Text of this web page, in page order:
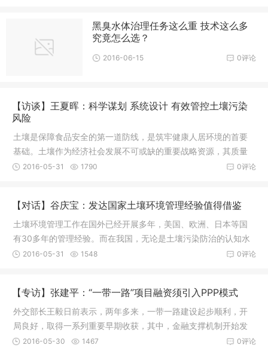
黑臭水体治理任务这么重 技术这么多
究竟怎么选？
0评论
2016-06-15
【访谈】王夏晖：科学谋划 系统设计 有效管控土壤污染
风险
土壤是保障食品安全的第一道防线，是筑牢健康人居环境的首要
基础。土壤作为经济社会发展不可或缺的重要战略资源，其质量
状况直接关系到经济发
0评论
2016-05-31 1790
【对话】谷庆宝：发达国家土壤环境管理经验值得借鉴
土壤环境管理工作在国外已经开展多年，美国、欧洲、日本等国
有30多年的管理经验。而在我国，无论是土壤污染防治的认知水
平，还是国家经济实力
0评论
2016-05-31 1548
【专访】张建平：“一带一路”项目融资须引入PPP模式
外交部长王毅日前表示，两年多来，一带一路建设起步顺利，开
局良好，取得一系列重要早期收获，其中，金融支撑机制开始发
挥作用。亚洲基础设施
0评论
2016-05-30 1467